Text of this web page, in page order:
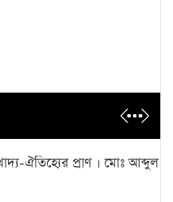
ঐতিহ্যের প্রাণ । মোঃ আব্দুল